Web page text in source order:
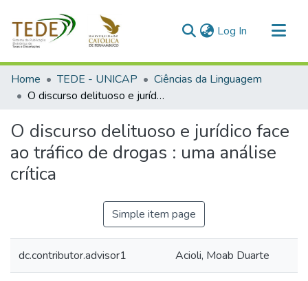
Log In (current)
Communities & Collections
All of DSpace
Home TEDE - UNICAP
Ciências da Linguagem
O discurso delituoso e jurídico face ao tráfico de drogas : uma análise crítica
O discurso delituoso e jurídico face
ao tráfico de drogas : uma análise
crítica
Simple item page
dc.contributor.advisor1 Acioli, Moab Duarte